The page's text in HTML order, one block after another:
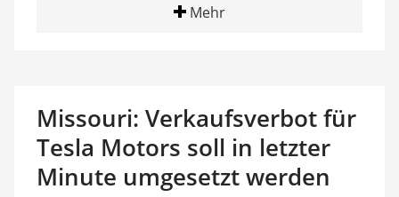
Mehr
Missouri: Verkaufsverbot für
Tesla Motors soll in letzter
Minute umgesetzt werden